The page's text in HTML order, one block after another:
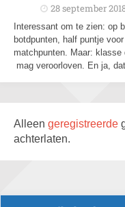
28 september
Interessant om te zien: op
botdpunten, half puntje
matchpunten. Maar:
mag veroorloven. En ja,
Alleen geregistreerde
achterlaten.